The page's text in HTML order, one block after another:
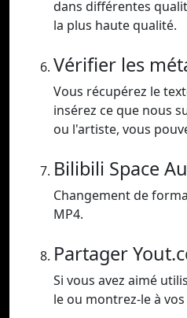
dans différentes
la plus haute qualité.
Vérifier les
Vous récupérez le
insérez ce que nous
ou l'artiste, vous
Bilibili Space
Changement de
MP4.
Partager
Si vous avez aimé
le ou montrez-le à vos